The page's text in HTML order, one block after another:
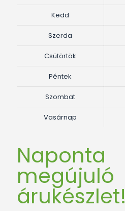
Kedd
Szerda
Csütörtök
Péntek
Szombat
Vasárnap
Naponta
megújuló
árukészlet!